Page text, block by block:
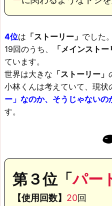
4位は 「ストーリー」 でした。
19回のうち、
「メインストー
ています。
世界は大きな 「ストーリー」
小林くんは考えていて、現状
ー」なのか、そうじゃないの
す。
第３位「パー
【使用回数】 20回